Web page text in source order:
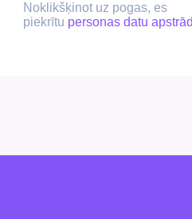
Noklikšķinot uz pogas, es
piekrītu personas datu